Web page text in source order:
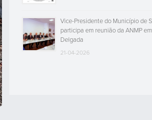
Vice-Presidente do Município de
participa em reunião da ANMP
Delgada
21-04-2026